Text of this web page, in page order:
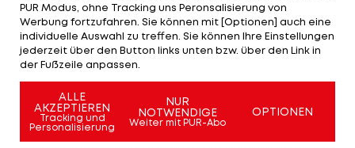
PUR Modus, ohne Tracking uns Peronsalisierung von
Werbung fortzufahren. Sie können mit [Optionen] auch eine
individuelle Auswahl zu treffen. Sie können Ihre Einstellungen
jederzeit über den Button links unten bzw. über den Link in
der Fußzeile anpassen.
ALLE
AKZEPTIEREN
Tracking und
Personalisierung
NUR
NOTWENDIGE
Weiter mit PUR-Abo
OPTIONEN